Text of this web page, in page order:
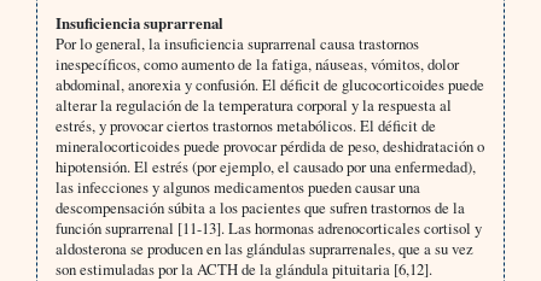
Insuficiencia suprarrenal
Por lo general, la insuficiencia suprarrenal causa trastornos
inespecíficos, como aumento de la fatiga, náuseas, vómitos, dolor
abdominal, anorexia y confusión. El déficit de glucocorticoides puede
alterar la regulación de la temperatura corporal y la respuesta al
estrés, y provocar ciertos trastornos metabólicos. El déficit de
mineralocorticoides puede provocar pérdida de peso, deshidratación o
hipotensión. El estrés (por ejemplo, el causado por una enfermedad),
las infecciones y algunos medicamentos pueden causar una
descompensación súbita a los pacientes que sufren trastornos de la
función suprarrenal [11-13]. Las hormonas adrenocorticales cortisol y
aldosterona se producen en las glándulas suprarrenales, que a su vez
son estimuladas por la ACTH de la glándula pituitaria [6,12].